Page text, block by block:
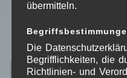
übermitteln.
Die
Begrifflichkeiten, die
Richtlinien- und